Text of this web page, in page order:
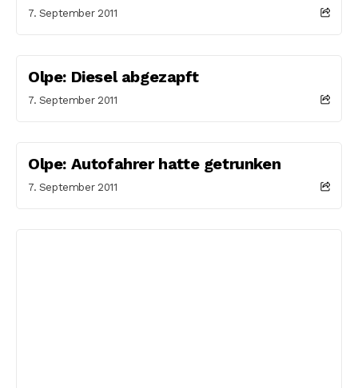
7. September 2011
Olpe: Diesel abgezapft
7. September 2011
Olpe: Autofahrer hatte getrunken
7. September 2011